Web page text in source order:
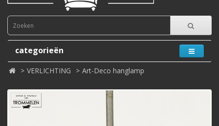
categorieën
VERLICHTING Art-Deco hanglamp